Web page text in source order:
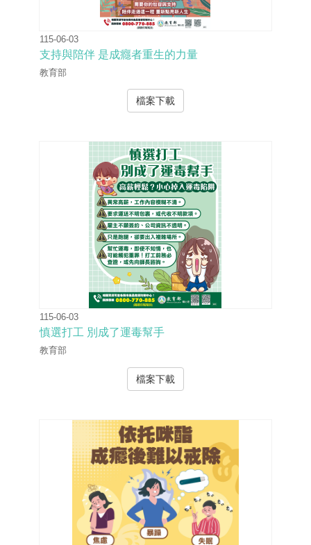
115-06-03
支持與陪伴 是成癮者重生的力量
教育部
檔案下載
115-06-03
慎選打工 別成了運毒幫手
教育部
檔案下載